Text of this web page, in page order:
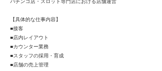
パチンコ店・スロット専門店における店舗運営
【具体的な仕事内容】
■接客
■店内レイアウト
■カウンター業務
■スタッフの採用・育成
■店舗の売上管理